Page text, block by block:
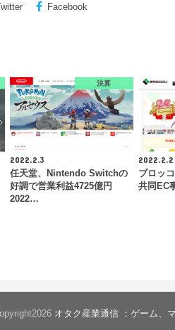
Facebook
決算
2022.2.3
任天堂、Nintendo Switchの
好調で営業利益4725億円
2022…
2022.2.2
ブロッ
共同EC
オタク産業通信 ：ゲーム、